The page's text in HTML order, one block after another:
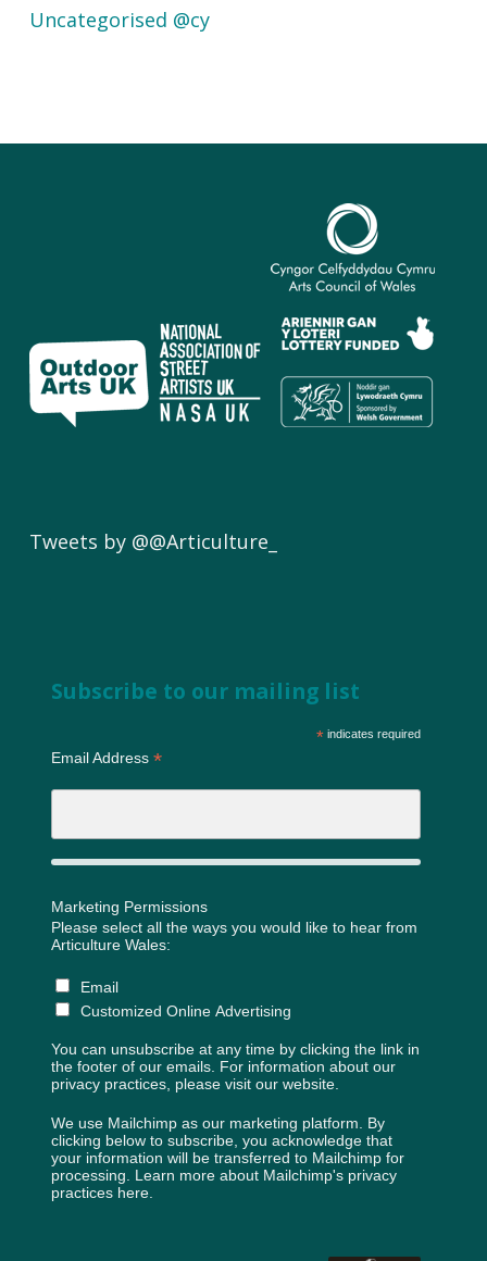
Uncategorised @cy
Tweets by @@Articulture_
Subscribe to our mailing list
*indicates required
Email Address *
Marketing Permissions
Please select all the ways you would like to hear from
Articulture Wales:
Email
Customized Online Advertising
You can unsubscribe at any time by clicking the link in
the footer of our emails. For information about our
privacy practices, please visit our website.
We use Mailchimp as our marketing platform. By
clicking below to subscribe, you acknowledge that
your information will be transferred to Mailchimp for
processing. Learn more about Mailchimp's privacy
practices here.